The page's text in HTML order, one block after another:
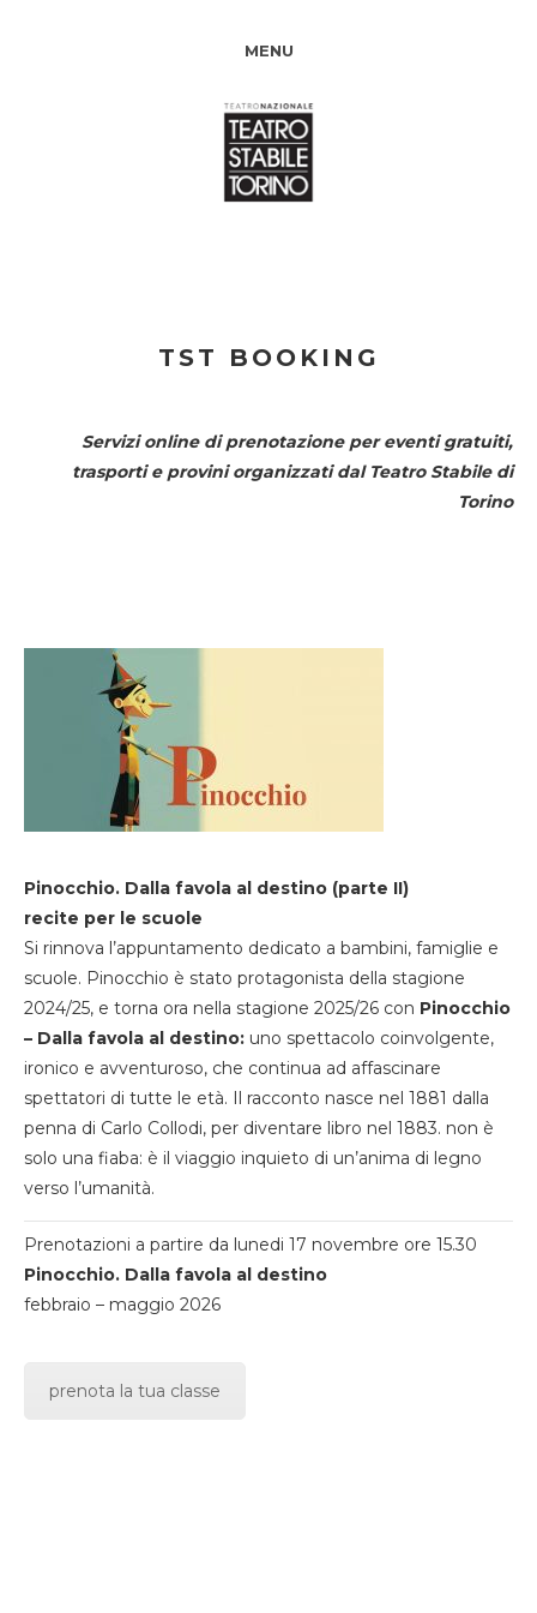
MENU
TST BOOKING
Servizi online di prenotazione per eventi gratuiti,
trasporti e provini organizzati dal Teatro Stabile di
Torino
Pinocchio. Dalla favola al destino (parte II)
recite per le scuole
Si rinnova l’appuntamento dedicato a bambini, famiglie e
scuole. Pinocchio è stato protagonista della stagione
2024/25, e torna ora nella stagione 2025/26 con Pinocchio
– Dalla favola al destino: uno spettacolo coinvolgente,
ironico e avventuroso, che continua ad affascinare
spettatori di tutte le età. Il racconto nasce nel 1881 dalla
penna di Carlo Collodi, per diventare libro nel 1883. non è
solo una fiaba: è il viaggio inquieto di un’anima di legno
verso l’umanità.
Prenotazioni a partire da lunedi 17 novembre ore 15.30
Pinocchio. Dalla favola al destino
febbraio – maggio 2026
prenota la tua classe